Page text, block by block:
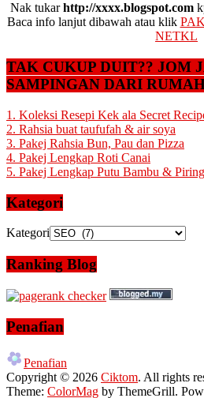
Nak tukarhttp://xxxx.blogspot.com
Baca info lanjut dibawah atau klik
NETKL
TAK CUKUP DUIT?? JOM
SAMPINGAN DARI
1. Koleksi Resepi Kek ala Secret
2. Rahsia buat taufufah & air soya
3. Pakej Rahsia Bun, Pau dan Pizza
4. Pakej Lengkap Roti Canai
5. Pakej Lengkap Putu Bambu & Piring
Kategori
Kategori
Ranking Blog
Penafian
Penafian
Copyright © 2026 Ciktom. All rights
Theme: ColorMag by ThemeGrill.